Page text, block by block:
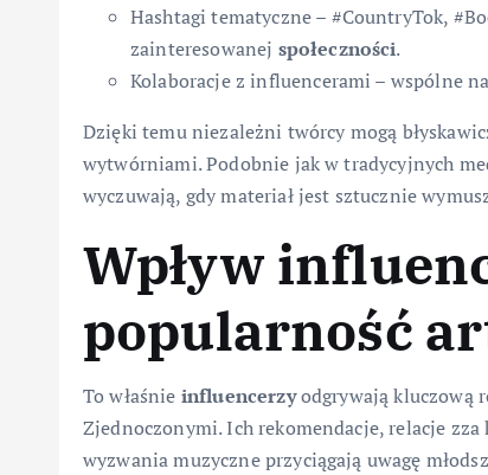
Hashtagi tematyczne – #CountryTok,
zainteresowanej społeczności.
Kolaboracje z influencerami – wspólne
Dzięki temu niezależni twórcy mogą
wytwórniami. Podobnie jak w tradycyjnych
wyczuwają, gdy materiał jest sztucznie
Wpływ
popularność
To właśnie influencerzyodgrywają kluczową
Zjednoczonymi. Ich rekomendacje, relacje zza
wyzwania muzyczne przyciągają uwagę